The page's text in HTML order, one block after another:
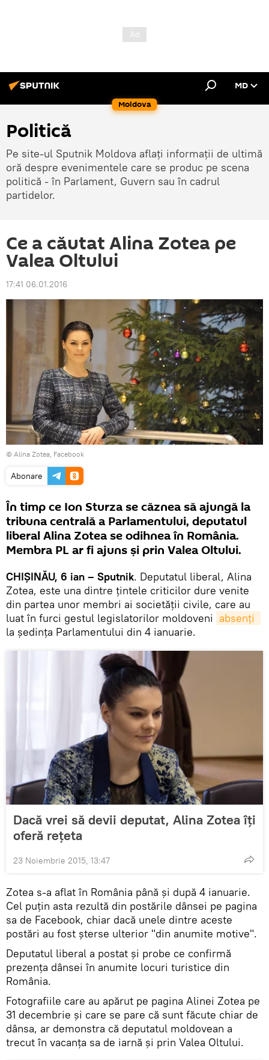
Moldova
MD
Politică
Pe site-ul Sputnik Moldova aflați informații de ultimă
oră despre evenimentele care se produc pe scena
politică - în Parlament, Guvern sau în cadrul
partidelor.
Ce a căutat Alina Zotea pe
Valea Oltului
17:41 06.01.2016
© Alina Zotea, Facebook
Abonare
În timp ce Ion Sturza se căznea să ajungă la
tribuna centrală a Parlamentului, deputatul
liberal Alina Zotea se odihnea în România.
Membra PL ar fi ajuns şi prin Valea Oltului.
CHIŞINĂU, 6 ian – Sputnik. Deputatul liberal, Alina
Zotea, este una dintre ţintele criticilor dure venite
din partea unor membri ai societăţii civile, care au
luat în furci gestul legislatorilor moldoveni
la şedinţa Parlamentului din 4 ianuarie.
Dacă vrei să devii deputat, Alina Zotea îţi
oferă reţeta
23 Noiembrie 2015, 13:47
Zotea s-a aflat în România până şi după 4 ianuarie.
Cel puţin asta rezultă din postările dânsei pe pagina
sa de Facebook, chiar dacă unele dintre aceste
postări au fost şterse ulterior "din anumite motive".
Deputatul liberal a postat şi probe ce confirmă
prezenţa dânsei în anumite locuri turistice din
România.
Fotografiile care au apărut pe pagina Alinei Zotea pe
31 decembrie şi care se pare că sunt făcute chiar de
dânsa, ar demonstra că deputatul moldovean a
trecut în vacanţa sa de iarnă şi prin Valea Oltului.